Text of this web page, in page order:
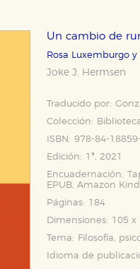
Un cambio de
Rosa Luxemburgo
Joke J. Hermsen
Traducido por:
Colección:
ISBN: 978-84-
Edición: 1ª, 2021
Encuadernación:
EPUB, Amazon
Páginas: 184
Dimensiones: 105 x
Tema:
Filosofía,
Idioma de